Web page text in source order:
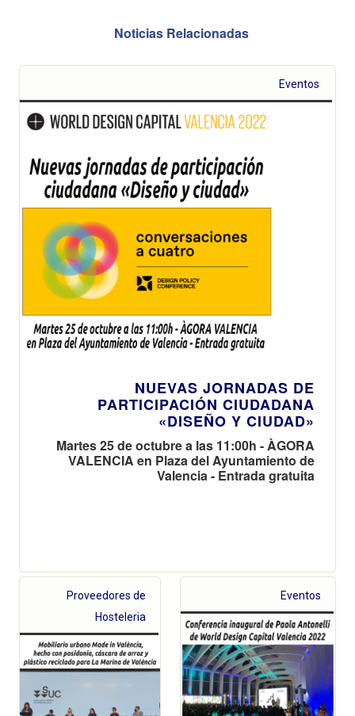
Noticias Relacionadas
Eventos
NUEVAS JORNADAS DE
PARTICIPACIÓN CIUDADANA
«DISEÑO Y CIUDAD»
Martes 25 de octubre a las 11:00h - ÀGORA
VALENCIA en Plaza del Ayuntamiento de
Valencia - Entrada gratuita
Proveedores de
Hosteleria
Eventos